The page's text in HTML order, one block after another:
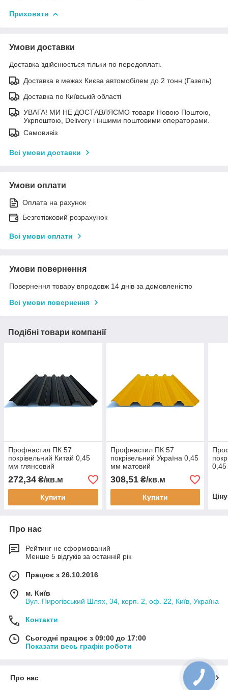
Приховати
Умови доставки
Доставка здійснюється тільки по передоплаті.
Доставка в межах Києва автомобілем до 2 тонн (Газель)
Доставка по Київській області
УВАГА! МИ НЕ ДОСТАВЛЯЄМО товари Новою Поштою,
Укрпоштою, Delivery і іншими поштовими операторами.
Самовивіз
Всі умови доставки
Умови оплати
Оплата на рахунок
Безготівковий розрахунок
Всі умови оплати
Умови повернення
Повернення товару впродовж 14 днів за домовленістю
Всі умови повернення
Подібні товари компанії
Профнастил ПК 57
покрівельний Китай 0,45
мм глянсовий
272,34 ₴/кв.м
Купити
Профнастил ПК 57
покрівельний Україна 0,45
мм матовий
308,51₴/кв.м
Купити
Про нас
Рейтинг не сформований
Менше 5 відгуків за останній рік
Працює з 26.10.2016
м. Київ
Вул. Пирогівський Шлях, 34, корп. 2, оф. 22, Київ, Україна
Контакти
Сьогодні працює з 09:00 до 17:00
Показати весь графік роботи
Про нас
КНОПКА
ЗВ'ЯЗКУ